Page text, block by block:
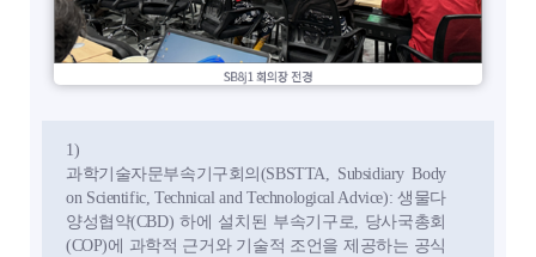
1)
과학기술자문부속기구회의(SBSTTA, Subsidiary Body
on Scientific, Technical and Technological Advice): 생물다
양성협약(CBD) 하에 설치된 부속기구로, 당사국총회
(COP)에 과학적 근거와 기술적 조언을 제공하는 공식